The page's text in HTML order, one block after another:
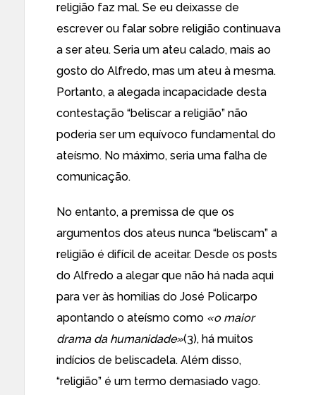
religião faz mal. Se eu deixasse de
escrever ou falar sobre religião continuava
a ser ateu. Seria um ateu calado, mais ao
gosto do Alfredo, mas um ateu à mesma.
Portanto, a alegada incapacidade desta
contestação “beliscar a religião” não
poderia ser um equívoco fundamental do
ateísmo. No máximo, seria uma falha de
comunicação.
No entanto, a premissa de que os
argumentos dos ateus nunca “beliscam” a
religião é difícil de aceitar. Desde os posts
do Alfredo a alegar que não há nada aqui
para ver às homilias do José Policarpo
apontando o ateísmo como «o maior
drama da humanidade»(3), há muitos
indícios de beliscadela. Além disso,
“religião” é um termo demasiado vago.